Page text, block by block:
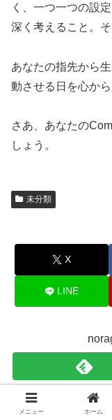
く、一つ一つの設
深く考えること。
あなたの指先から
動させる日を心から
さあ、あなたの
しょう。
未分類
X
LINE
メニュー ホーム